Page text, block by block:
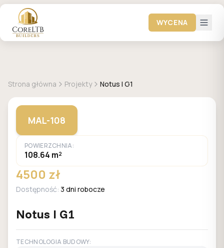
WYCENA
Strona główna Projekty Notus I G1
MAL-108
POWIERZCHNIA:
108.64 m²
4500 zł
Dostępność: 3 dni robocze
Notus I G1
TECHNOLOGIA BUDOWY: